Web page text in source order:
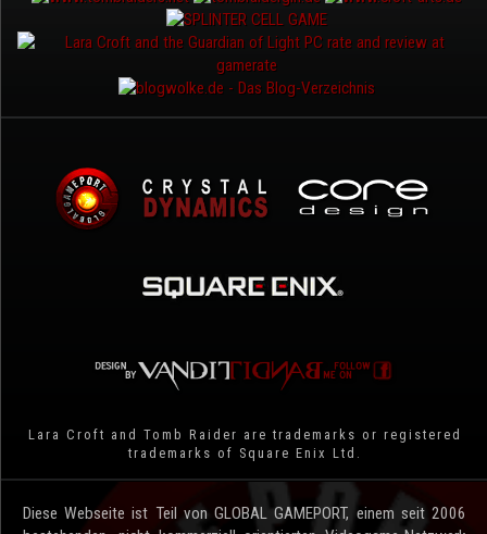
Lara Croft and Tomb Raider are trademarks or registered
trademarks of Square Enix Ltd.
Diese Webseite ist Teil von GLOBAL GAMEPORT, einem seit 2006